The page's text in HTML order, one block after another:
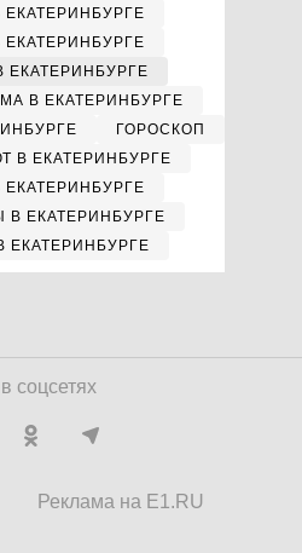
ЕКАТЕРИНБУРГЕ
ЕКАТЕРИНБУРГЕ
В ЕКАТЕРИНБУРГЕ
ГОРОСКОП
В ЕКАТЕРИНБУРГЕ
ЕКАТЕРИНБУРГЕ
В ЕКАТЕРИНБУРГЕ
ЕКАТЕРИНБУРГЕ
соцсетях
Реклама на E1.RU